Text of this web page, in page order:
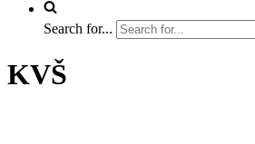
Search for...
KVŠ